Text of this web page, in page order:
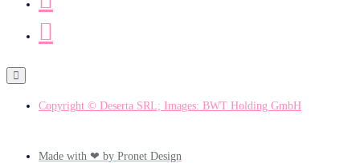
Copyright © Deserta SRL; Images: BWT Holding GmbH
Made with ❤ by Pronet Design